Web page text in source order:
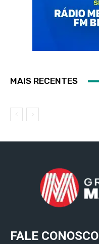
MAIS RECENTES
FALE CONOSCO